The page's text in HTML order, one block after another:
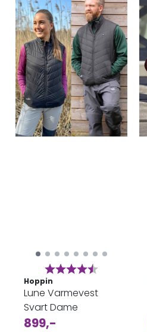
Karakter:
Hoppin
Lune Varmevest
Svart Dame
899,-